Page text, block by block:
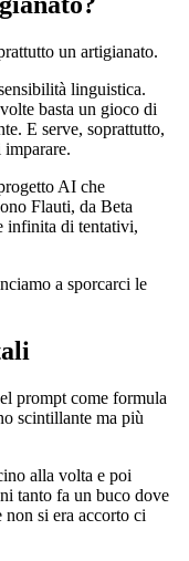
un artigianato.
linguistica.
basta un gioco di
E serve, soprattutto,
AI che
Flauti, da Beta
infinita di tentativi,
a sporcarci le
prompt come formula
scintillante ma più
alla volta e poi
tanto fa un buco dove
si era accorto ci